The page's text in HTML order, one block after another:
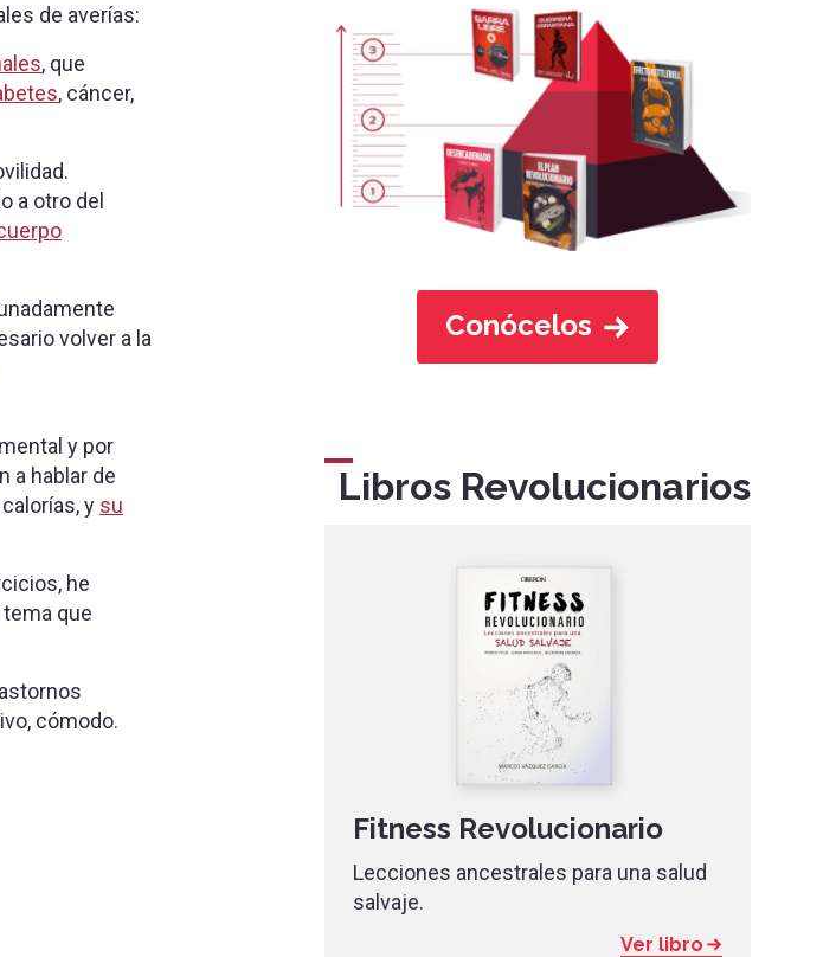
de averías:
, que
, cáncer,
a otro del
volver a la
y por
a hablar de
y su
he
que
cómodo.
Conócelos
Libros Revolucionarios
Fitness Revolucionario
Lecciones ancestrales para una salud
salvaje.
Ver libro